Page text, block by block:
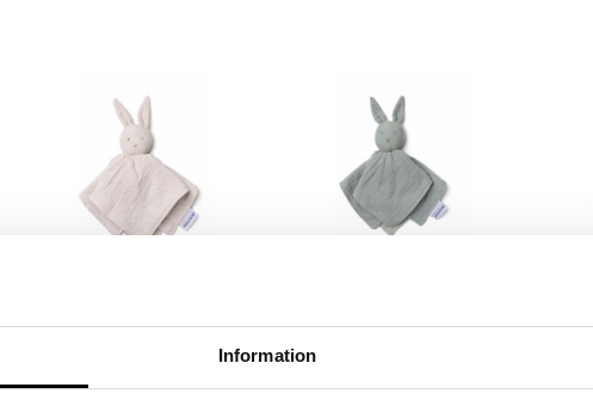
Information
Kosekluter Beige
multifunksjonell og smart funksjon.
Kosekluter Grønn
DOOMOO
multifunksjonell og smart funksjon.